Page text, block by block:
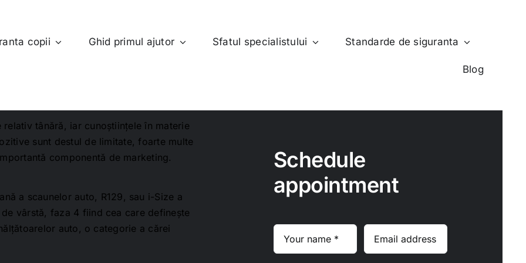
copii Ghid primul ajutor Sfatul specialistului Standarde de siguranta
Blog
relativ tânără, iar cunoștiințele în materie
sunt destul de limitate, foarte multe
componentă de marketing.
a scaunelor auto, R129, sau i-Size a
vârstă, faza 4 fiind cea care definește
auto, o categorie a cărei
Schedule
appointment